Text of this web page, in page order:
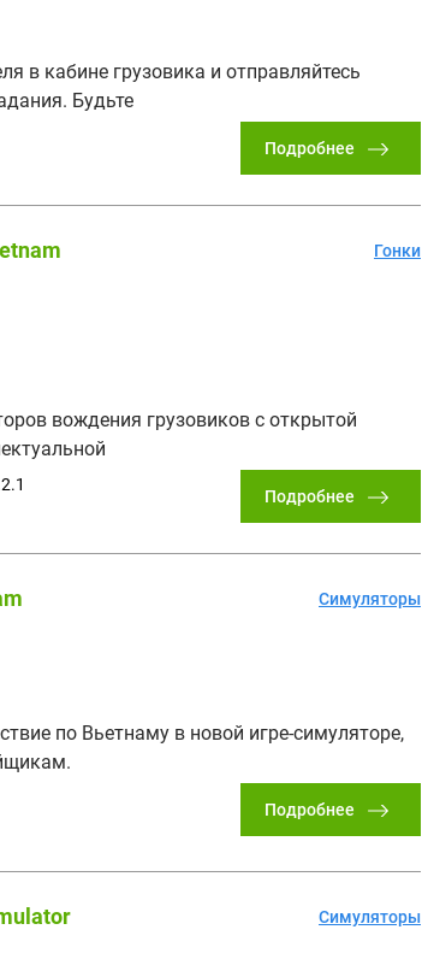
в кабине грузовика и отправляйтесь
Будьте
Подробнее
вождения грузовиков с открытой
Гонки
Подробнее
по Вьетнаму в новой игре-симуляторе,
Симуляторы
Подробнее
Симуляторы